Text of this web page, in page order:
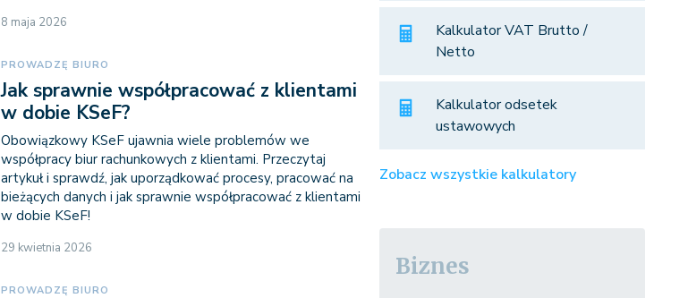
8 maja 2026
PROWADZĘ BIURO
Jak sprawnie współpracować z klientami
w dobie KSeF?
Obowiązkowy KSeF ujawnia wiele problemów we
współpracy biur rachunkowych z klientami. Przeczytaj
artykuł i sprawdź, jak uporządkować procesy, pracować na
bieżących danych i jak sprawnie współpracować z klientami
w dobie KSeF!
29 kwietnia 2026
PROWADZĘ BIURO
Kalkulator VAT Brutto /
Netto
Kalkulator odsetek
ustawowych
Zobacz wszystkie kalkulatory
Biznes